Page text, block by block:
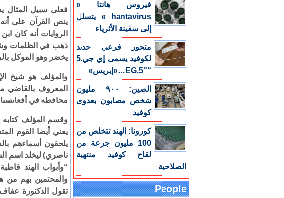
فيروس هانتا «
hantavirus » يتسلل
إلى سفينة الأثرياء
متحور فرعي جديد
لكوفيد يسمى إي جي.5
“EG.5″…«إيريس»
الصين: ٩٠٠ مليون
شخص مصابون بعدوى
كوفيد
كورونا: الهند تتخلص من
100 مليون جرعة من
لقاح كوفيد منتهية
الصلاحية
People
فعلى سبيل المثال
ينص القرآن على أنه
الروايات أنه كان
ذهب في الظلمات
يخضر وهو الموكل
والمؤلف هو شيخ
المعروف بالقاضي
محافظة في
يعني أيضا القوم
يلحقون أسماءهم
ناصري) ليخلد اسم
“وأبواب الهند
والمحتمين بهم من